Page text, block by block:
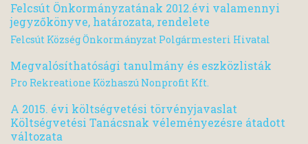
Felcsút Önkormányzatának 2012.évi valamennyi
jegyzőkönyve, határozata, rendelete
Felcsút Község Önkormányzat Polgármesteri Hivatal
Megvalósíthatósági tanulmány és eszközlisták
Pro Rekreatione Közhaszú Nonprofit Kft.
A 2015. évi költségvetési törvényjavaslat
Költségvetési Tanácsnak véleményezésre átadott
változata